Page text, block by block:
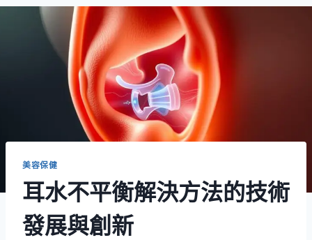
美容保健
耳水不平衡解決方法的技術
發展與創新